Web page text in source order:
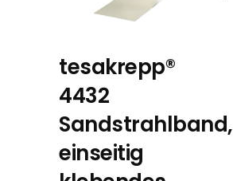
tesakrepp®
4432
Sandstrahlband,
einseitig